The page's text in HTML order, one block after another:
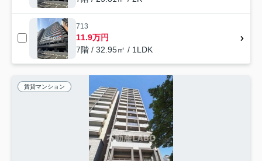
713
11.9万円
7階 / 32.95㎡ / 1LDK
賃貸マンション